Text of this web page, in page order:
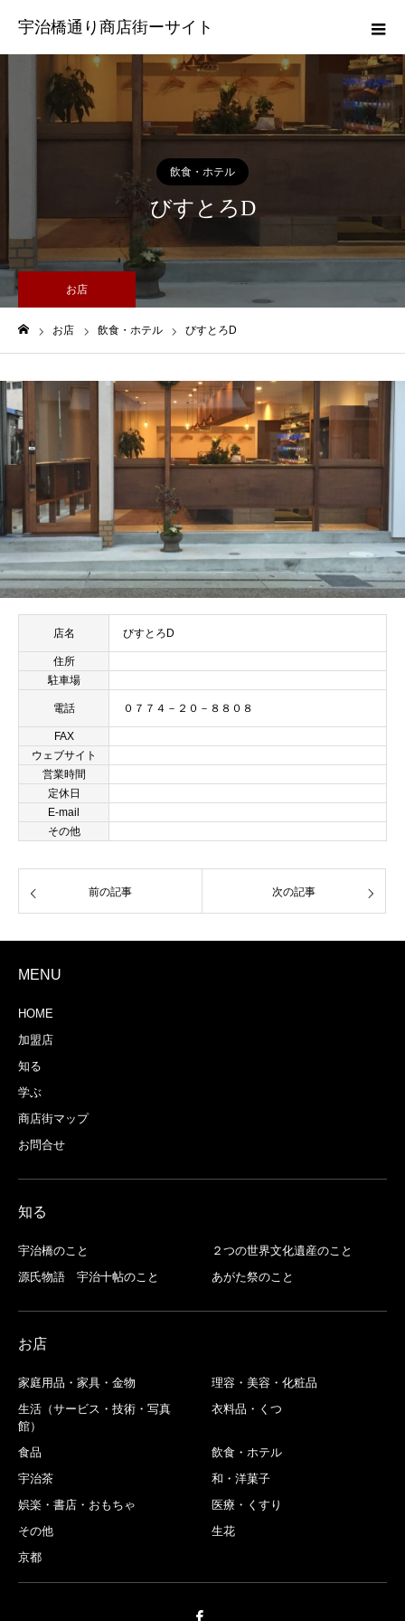
宇治橋通り商店街ーサイト
飲食・ホテル
びすとろD
お店
お店 飲食・ホテル びすとろD
店名 びすとろD
住所
駐車場
電話 ０７７４－２０－８８０８
FAX
ウェブサイト
営業時間
定休日
E-mail
その他
前の記事 次の記事
MENU
HOME
加盟店
知る
学ぶ
商店街マップ
お問合せ
知る
宇治橋のこと
２つの世界文化遺産のこと
源氏物語 宇治十帖のこと
あがた祭のこと
お店
家庭用品・家具・金物
理容・美容・化粧品
生活（サービス・技術・写真
館）
衣料品・くつ
食品
飲食・ホテル
宇治茶
和・洋菓子
娯楽・書店・おもちゃ
医療・くすり
その他
生花
京都